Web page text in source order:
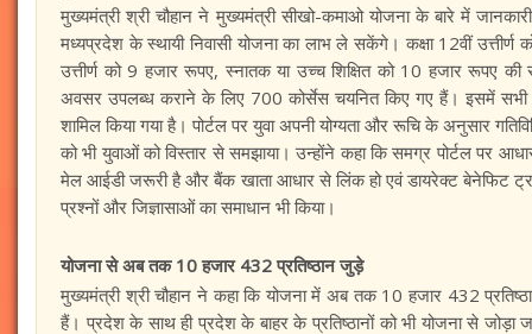
मुख्यमंत्री श्री चौहान ने मुख्यमंत्री सीखो-कमाओ योजना के बारे में
मध्यप्रदेश के स्थायी निवासी योजना का लाभ ले सकेंगे। कक्षा 12वीं
उत्तीर्ण को 9 हजार रूपए, स्नातक या उच्च शिक्षित को 10 हजार रूपए की
अवसर उपलब्ध कराने के लिए 700 कोर्सेस चयनित किए गए हैं। इसमें सभी
शामिल किया गया है। पोर्टल पर युवा अपनी योग्यता और रूचि के अनुसार
को भी युवाओं को विस्तार से समझाया। उन्होंने कहा कि समग्र पोर्टल पर
मेल आईडी जरूरी है और बैंक खाता आधार से लिंक हो एवं डायरेक्ट बेनेफिट
प्रश्नों और जिज्ञासाओं का समाधान भी किया।
योजना से अब तक 10 हजार 432 प्रतिष्ठान जुड़े
मुख्यमंत्री श्री चौहान ने कहा कि योजना में अब तक 10 हजार 432
हैं। प्रदेश के साथ ही प्रदेश के बाहर के प्रतिष्ठानों को भी योजना से